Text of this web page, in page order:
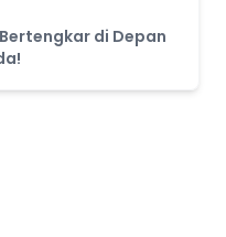
di Depan